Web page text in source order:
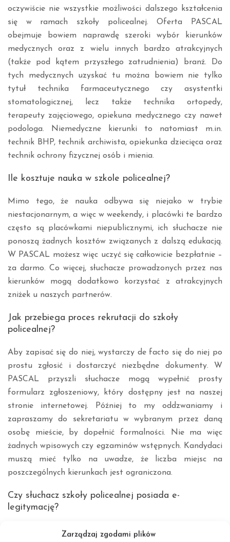
Zarządzaj zgodami plików
oczywiście nie wszystkie możliwości dalszego kształcenia
się w ramach szkoły policealnej. Oferta PASCAL
obejmuje bowiem naprawdę szeroki wybór kierunków
medycznych oraz z wielu innych bardzo atrakcyjnych
(także pod kątem przyszłego zatrudnienia) branż. Do
tych medycznych uzyskać tu można bowiem nie tylko
tytuł technika farmaceutycznego czy asystentki
stomatologicznej, lecz także technika ortopedy,
terapeuty zajęciowego, opiekuna medycznego czy nawet
podologa. Niemedyczne kierunki to natomiast m.in.
technik BHP, technik archiwista, opiekunka dziecięca oraz
technik ochrony fizycznej osób i mienia.
Ile kosztuje nauka w szkole policealnej?
Mimo tego, że nauka odbywa się niejako w trybie
niestacjonarnym, a więc w weekendy, i placówki te bardzo
często są placówkami niepublicznymi, ich słuchacze nie
ponoszą żadnych kosztów związanych z dalszą edukacją.
W PASCAL możesz więc uczyć się całkowicie bezpłatnie –
za darmo. Co więcej, słuchacze prowadzonych przez nas
kierunków mogą dodatkowo korzystać z atrakcyjnych
zniżek u naszych partnerów.
Jak przebiega proces rekrutacji do szkoły
policealnej?
Aby zapisać się do niej, wystarczy de facto się do niej po
prostu zgłosić i dostarczyć niezbędne dokumenty. W
PASCAL przyszli słuchacze mogą wypełnić prosty
formularz zgłoszeniowy, który dostępny jest na naszej
stronie internetowej. Później to my oddzwaniamy i
zapraszamy do sekretariatu w wybranym przez daną
osobę mieście, by dopełnić formalności. Nie ma więc
żadnych wpisowych czy egzaminów wstępnych. Kandydaci
muszą mieć tylko na uwadze, że liczba miejsc na
poszczególnych kierunkach jest ograniczona.
Czy słuchacz szkoły policealnej posiada e-
legitymację?
Każda osoba zapisana do szkoły policealnej ma